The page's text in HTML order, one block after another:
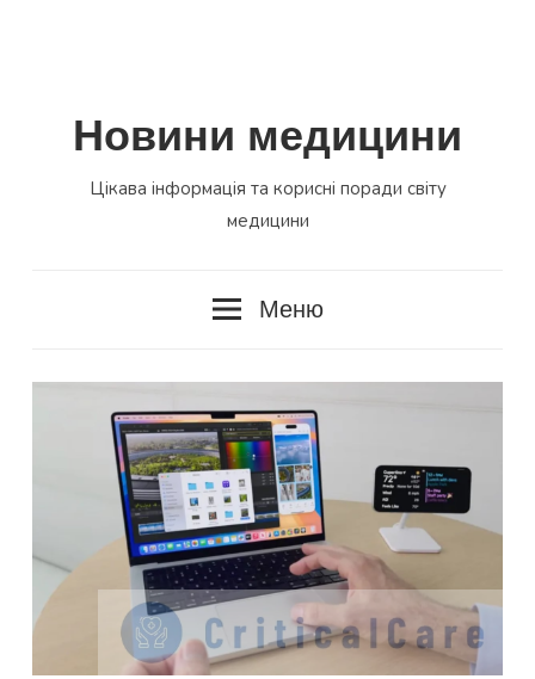
Новини медицини
Цікава інформація та корисні поради світу
медицини
Меню